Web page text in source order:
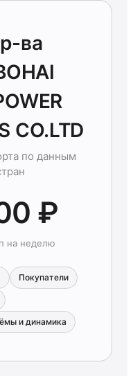
ва
CO.LTD
по данным
₽
на неделю
Покупатели
и динамика